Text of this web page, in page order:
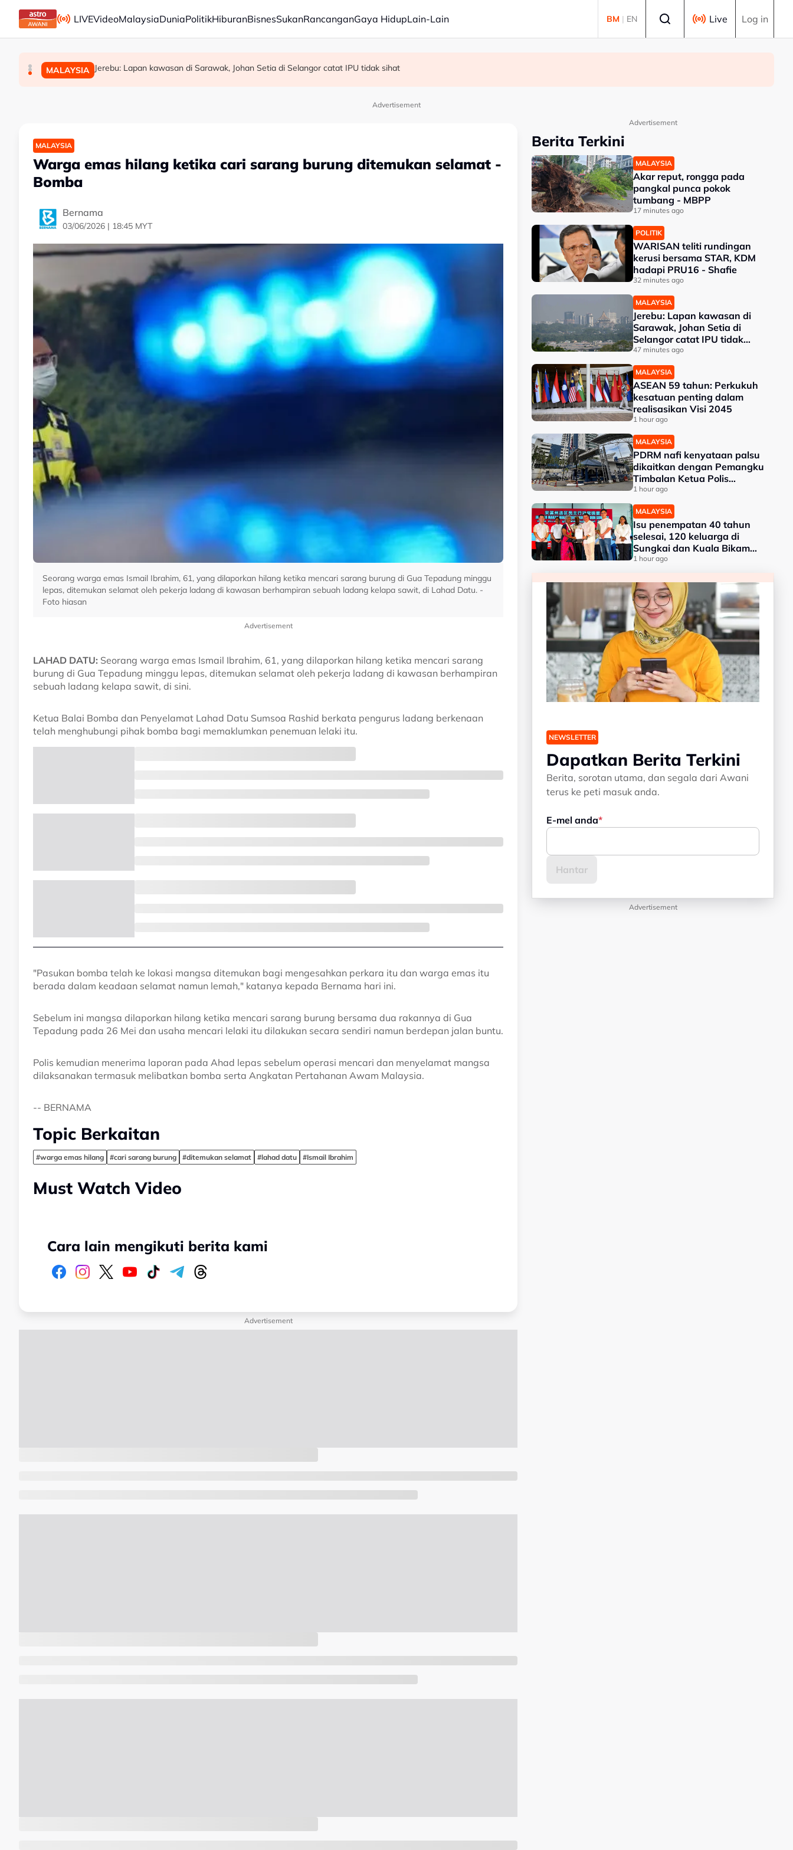
Skip to main content
LIVEVideoMalaysiaDuniaPolitikHiburanBisnesSukanRancanganGaya HidupLain-Lain BM | EN Live Log in
MALAYSIA Akar reput, rongga pada pangkal punca pokok tumbang - MBPP
POLITIK WARISAN teliti rundingan kerusi bersama STAR, KDM hadapi PRU16 - Shafie
MALAYSIA Jerebu: Lapan kawasan di Sarawak, Johan Setia di Selangor catat IPU tidak sihat
Advertisement
MALAYSIA
Warga emas hilang ketika cari sarang burung ditemukan selamat -
Bomba
Bernama
03/06/2026 | 18:45 MYT
Seorang warga emas Ismail Ibrahim, 61, yang dilaporkan hilang ketika mencari sarang burung di Gua Tepadung minggu
lepas, ditemukan selamat oleh pekerja ladang di kawasan berhampiran sebuah ladang kelapa sawit, di Lahad Datu. -
Foto hiasan
Advertisement
LAHAD DATU: Seorang warga emas Ismail Ibrahim, 61, yang dilaporkan hilang ketika mencari sarang
burung di Gua Tepadung minggu lepas, ditemukan selamat oleh pekerja ladang di kawasan berhampiran
sebuah ladang kelapa sawit, di sini.
Ketua Balai Bomba dan Penyelamat Lahad Datu Sumsoa Rashid berkata pengurus ladang berkenaan
telah menghubungi pihak bomba bagi memaklumkan penemuan lelaki itu.
"Pasukan bomba telah ke lokasi mangsa ditemukan bagi mengesahkan perkara itu dan warga emas itu
berada dalam keadaan selamat namun lemah," katanya kepada Bernama hari ini.
Sebelum ini mangsa dilaporkan hilang ketika mencari sarang burung bersama dua rakannya di Gua
Tepadung pada 26 Mei dan usaha mencari lelaki itu dilakukan secara sendiri namun berdepan jalan buntu.
Polis kemudian menerima laporan pada Ahad lepas sebelum operasi mencari dan menyelamat mangsa
dilaksanakan termasuk melibatkan bomba serta Angkatan Pertahanan Awam Malaysia.
-- BERNAMA
Topic Berkaitan
#warga emas hilang #cari sarang burung #ditemukan selamat #lahad datu #Ismail Ibrahim
Must Watch Video
Cara lain mengikuti berita kami
Advertisement
Advertisement
Berita Terkini
MALAYSIA
Akar reput, rongga pada
pangkal punca pokok
tumbang - MBPP
17 minutes ago
POLITIK
WARISAN teliti rundingan
kerusi bersama STAR, KDM
hadapi PRU16 - Shafie
32 minutes ago
MALAYSIA
Jerebu: Lapan kawasan di
Sarawak, Johan Setia di
Selangor catat IPU tidak
sihat
47 minutes ago
MALAYSIA
ASEAN 59 tahun: Perkukuh
kesatuan penting dalam
realisasikan Visi 2045
1 hour ago
MALAYSIA
PDRM nafi kenyataan palsu
dikaitkan dengan Pemangku
Timbalan Ketua Polis
Negara
1 hour ago
MALAYSIA
Isu penempatan 40 tahun
selesai, 120 keluarga di
Sungkai dan Kuala Bikam
terima geran tanah
1 hour ago
NEWSLETTER
Dapatkan Berita Terkini
Berita, sorotan utama, dan segala dari Awani
terus ke peti masuk anda.
E-mel anda
Advertisement